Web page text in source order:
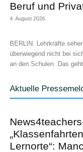
Beruf und
4. August 2026
BERLIN. Lehrkräfte
überwiegend nicht bei
an den Schulen. Das
Aktuelle
Lernorte“: